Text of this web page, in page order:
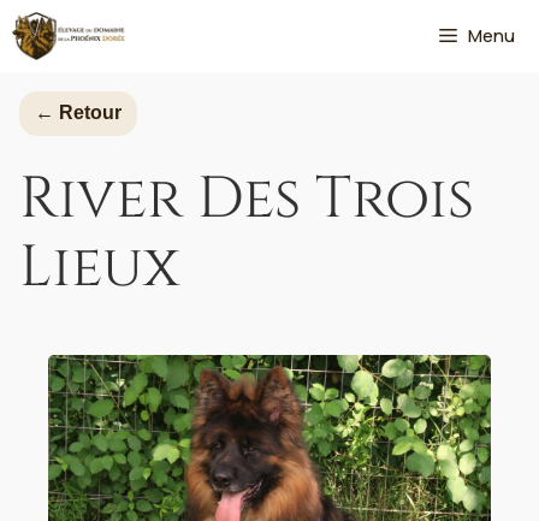
Aller
au
Menu
← Retour
River Des Trois
Lieux